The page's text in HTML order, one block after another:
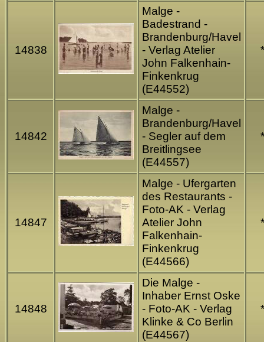
14838
Malge -
Badestrand -
Brandenburg/Havel
- Verlag Atelier
John Falkenhain-
Finkenkrug
(E44552)
*
14842
Malge -
Brandenburg/Havel
- Segler auf dem
Breitlingsee
(E44557)
*
14847
Malge - Ufergarten
des Restaurants -
Foto-AK - Verlag
Atelier John
Falkenhain-
Finkenkrug
(E44566)
*
14848
Die Malge -
Inhaber Ernst Oske
- Foto-AK - Verlag
Klinke & Co Berlin
(E44567)
*